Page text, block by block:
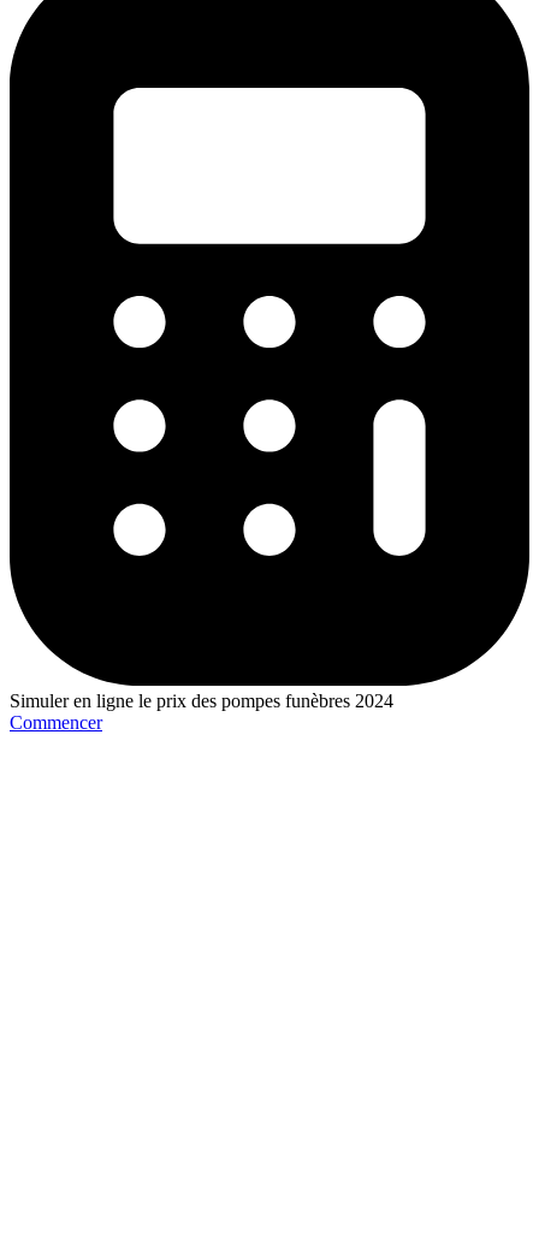
Simuler en ligne le prix des pompes funèbres 2024
Commencer